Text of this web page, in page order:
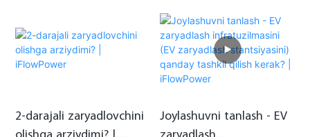
professionallik va ravshanlikka
qaratilgan muhim jihatlarni
qamrab oladi.
mumkin.
2-darajali zaryadlovchini
Joylashuvni tanlash - EV